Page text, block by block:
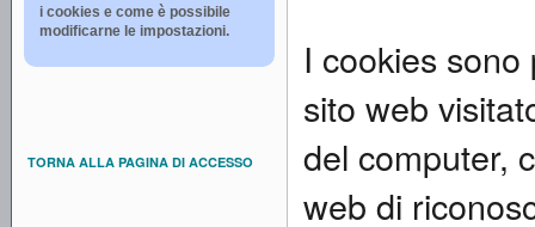
i cookies e come è possibile
modificarne le impostazioni.
TORNA ALLA PAGINA DI ACCESSO
I cookies
sito web
del computer,
web di